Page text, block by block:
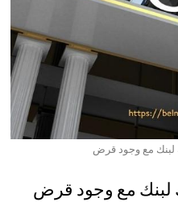
لبنك مع وجود قرض
لبنك مع وجود قرض